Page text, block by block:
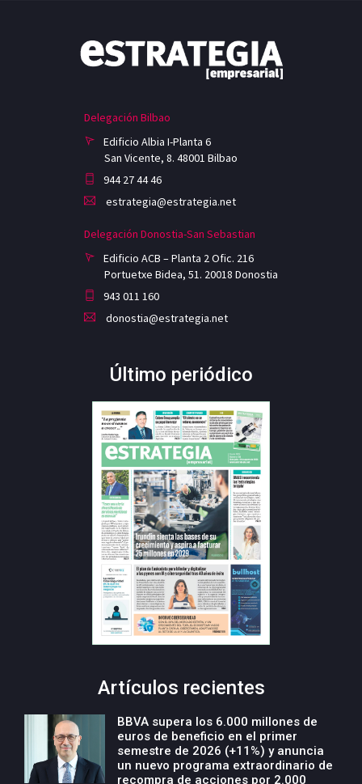
Delegación Bilbao
Edificio Albia I-Planta 6
San Vicente, 8. 48001 Bilbao
944 27 44 46
estrategia@estrategia.net
Delegación Donostia-San Sebastian
Edificio ACB – Planta 2 Ofic. 216
Portuetxe Bidea, 51. 20018 Donostia
943 011 160
donostia@estrategia.net
Último periódico
Artículos recientes
BBVA supera los 6.000 millones de
euros de beneficio en el primer
semestre de 2026 (+11%) y anuncia
un nuevo programa extraordinario de
recompra de acciones por 2.000